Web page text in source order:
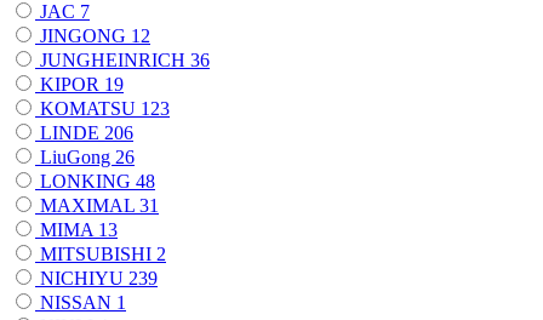
JAC 7
JINGONG 12
JUNGHEINRICH 36
KIPOR 19
KOMATSU 123
LINDE 206
LiuGong 26
LONKING 48
MAXIMAL 31
MIMA 13
MITSUBISHI 2
NICHIYU 239
NISSAN 1